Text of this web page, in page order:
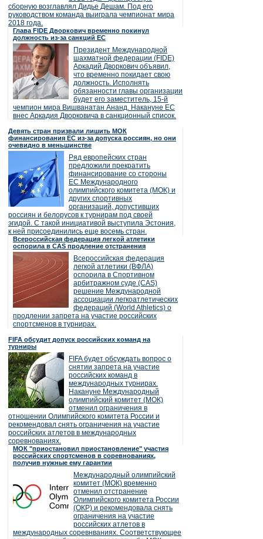
сборную возглавлял Дидье Дешам. Под его
руководством команда выиграла чемпионат мира
2018 года.
Глава FIDE Дворкович временно покинул
должность из-за санкций ЕС
Президент Международной
шахматной федерации (FIDE)
Аркадий Дворкович объявил,
что временно покидает свою
должность. Исполнять
обязанности главы организации
будет его заместитель, 15-й
чемпион мира Вишванатан Ананд. Накануне ЕС
внес Аркадия Дворковича в санкционный список.
Девять стран призвали лишить МОК
финансирования ЕС из-за допуска россиян, но они
очевидно в меньшинстве
Ряд европейских стран
предложили прекратить
финансирование со стороны
ЕС Международного
олимпийского комитета (МОК) и
других спортивных
организаций, допустивших
россиян и белорусов к турнирам под своей
эгидой. С такой инициативой выступила Эстония,
к ней присоединились еще восемь стран.
Всероссийская федерация легкой атлетики
оспорила в CAS продление отстранения
Всероссийская федерация
легкой атлетики (ВФЛА)
оспорила в Спортивном
арбитражном суде (CAS)
решение Международной
ассоциации легкоатлетических
федераций (World Athletics) о
продлении запрета на участие российских
спортсменов в турнирах.
FIFA обсудит допуск российских команд на
турниры
FIFA будет обсуждать вопрос о
снятии запрета на участие
российских команд в
международных турнирах.
Накануне Международный
олимпийский комитет (МОК)
отменил ограничения в
отношении Олимпийского комитета России и
рекомендовал снять ограничения на участие
российских атлетов в международных
соревнованиях.
МОК "приостановил приостановление" участия
российских спортсменов в соревнованиях,
получив нужные ему гарантии
Международный олимпийский
комитет (МОК) временно
отменил отстранение
Олимпийского комитета России
(ОКР) и рекомендовала снять
ограничения на участие
российских атлетов в
международных соревнваниях. Соответствующее